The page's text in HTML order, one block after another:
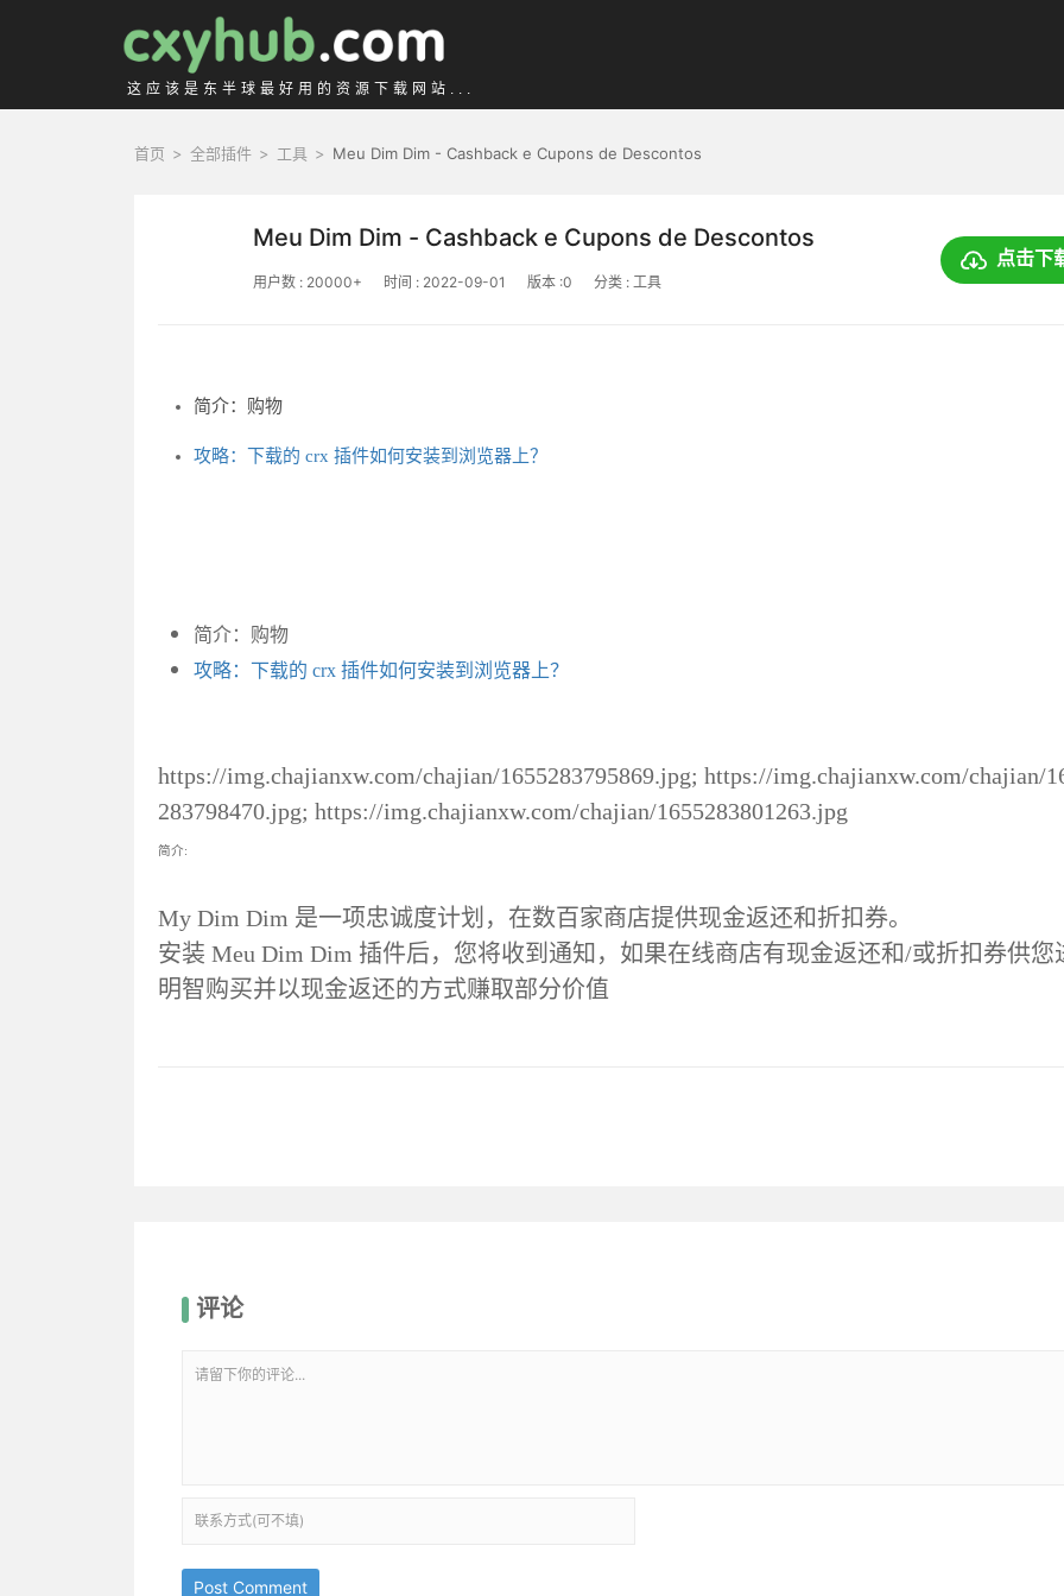
这应该是东半球最好用的资源下载网站...
首页 > 全部插件 > 工具 > Meu Dim Dim - Cashback e Cupons de Descontos
Meu Dim Dim - Cashback e Cupons de Descontos
用户数 : 20000+ 时间 : 2022-09-01 版本 :0 分类 : 工具
点击下
简介：购物
攻略：下载的 crx 插件如何安装到浏览器上？
简介：购物
攻略：下载的 crx 插件如何安装到浏览器上？
https://img.chajianxw.com/chajian/1655283795869.jpg; https://img.chajianxw.com/chajian/
283798470.jpg; https://img.chajianxw.com/chajian/1655283801263.jpg
简介:
My Dim Dim 是一项忠诚度计划，在数百家商店提供现金返还和折扣券。
安装 Meu Dim Dim 插件后，您将收到通知，如果在线商店有现金返还和/或折扣券供您
明智购买并以现金返还的方式赚取部分价值
评论
Post Comment